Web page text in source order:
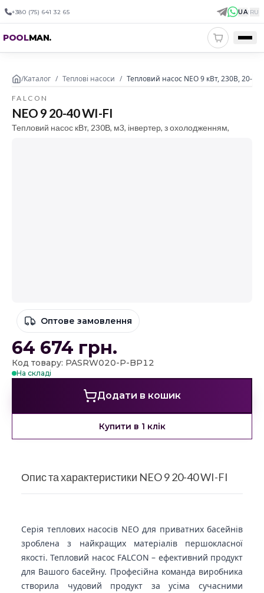
+380 (75) 641 32 65 UA| RU
POOLMAN.
/Каталог / Теплові насоси / Тепловий насос NEO 9 кВт, 230В, 20-
FALCON
NEO 9 20-40 WI-FI
Тепловий насос кВт, 230В, м3, інвертер, з охолодженням,
Оптове замовлення
64 674 грн.
Код товару: PASRW020-P-BP12
На складі
Додати в кошик
Купити в 1 клік
Опис та характеристики NEO 9 20-40 WI-FI
Серія теплових насосів NEO для приватних басейнів
зроблена з найкращих матеріалів першокласної
якості. Тепловий насос FALCON – ефективний продукт
для Вашого басейну. Професійна команда виробника
створила чудовий продукт за усіма сучасними